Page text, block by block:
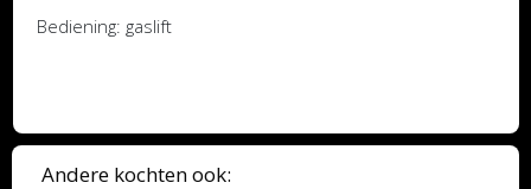
Andere kochten ook:
Bediening: gaslift